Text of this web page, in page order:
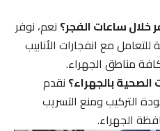
ساعات الفجر؟نعم، نوفر
مدار 24 ساعة للتعامل مع انفجارات الأنابيب
مناطق الجهراء.
بالجهراء؟نقدم
جودة التركيب ومنع التسريب
الجهراء.